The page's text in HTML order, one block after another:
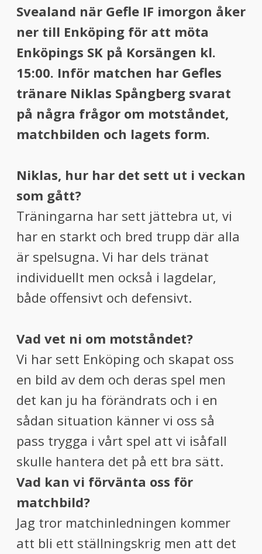
Svealand när Gefle IF imorgon åker
ner till Enköping för att möta
Enköpings SK på Korsängen kl.
15:00. Inför matchen har Gefles
tränare Niklas Spångberg svarat
på några frågor om motståndet,
matchbilden och lagets form.
Niklas, hur har det sett ut i veckan
som gått?
Träningarna har sett jättebra ut, vi
har en starkt och bred trupp där alla
är spelsugna. Vi har dels tränat
individuellt men också i lagdelar,
både offensivt och defensivt.
Vad vet ni om motståndet?
Vi har sett Enköping och skapat oss
en bild av dem och deras spel men
det kan ju ha förändrats och i en
sådan situation känner vi oss så
pass trygga i vårt spel att vi isåfall
skulle hantera det på ett bra sätt.
Vad kan vi förvänta oss för
matchbild?
Jag tror matchinledningen kommer
att bli ett ställningskrig men att det